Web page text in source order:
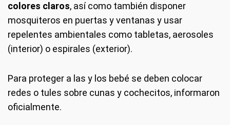
colores claros, así como también disponer
mosquiteros en puertas y ventanas y usar
repelentes ambientales como tabletas, aerosoles
(interior) o espirales (exterior).
Para proteger a las y los bebé se deben colocar
redes o tules sobre cunas y cochecitos, informaron
oficialmente.